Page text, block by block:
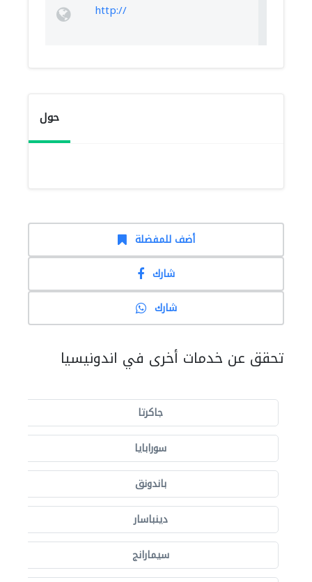
http://
حول
أضف للمفضلة
شارك
شارك
تحقق عن خدمات أخرى في اندونيسيا
جاكرتا
سورابايا
باندونق
دينباسار
سيمارانج